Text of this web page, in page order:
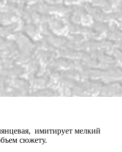
имитирует мелкий
сюжету.